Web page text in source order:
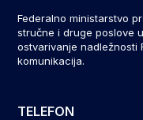
Federalno ministarstvo
stručne i druge poslove
ostvarivanje nadležnosti
komunikacija.
TELEFON